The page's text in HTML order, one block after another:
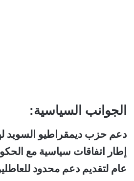
الجوانب السياسية:
دعم حزب ديمقراطيو السويد
إطار اتفاقات سياسية مع
عام لتقديم دعم محدود